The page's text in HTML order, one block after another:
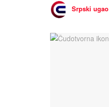
Srpski ugao